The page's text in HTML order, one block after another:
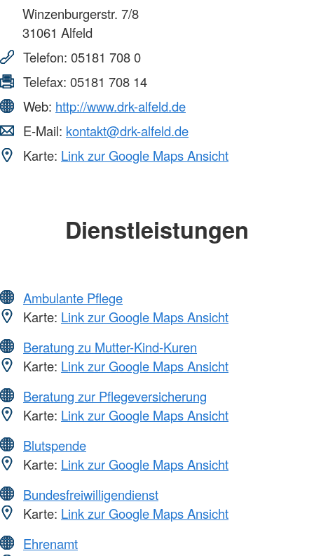
Winzenburgerstr. 7/8
31061 Alfeld
Telefon: 05181 708 0
Telefax: 05181 708 14
Web: http://www.drk-alfeld.de
E-Mail: kontakt@drk-alfeld.de
Karte: Link zur Google Maps Ansicht
Dienstleistungen
Ambulante Pflege
Karte: Link zur Google Maps Ansicht
Beratung zu Mutter-Kind-Kuren
Karte: Link zur Google Maps Ansicht
Beratung zur Pflegeversicherung
Karte: Link zur Google Maps Ansicht
Blutspende
Karte: Link zur Google Maps Ansicht
Bundesfreiwilligendienst
Karte: Link zur Google Maps Ansicht
Ehrenamt